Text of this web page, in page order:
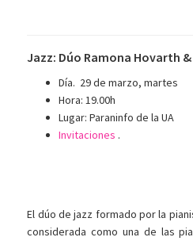
Jazz: Dúo Ramona Hovarth
Día. 29 de marzo, martes
Hora: 19.00h
Lugar: Paraninfo de la UA
Invitaciones .
El dúo de jazz formado por la
considerada como una de las